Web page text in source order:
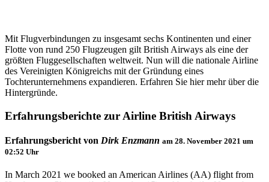
Mit Flugverbindungen zu insgesamt sechs Kontinenten und einer
Flotte von rund 250 Flugzeugen gilt British Airways als eine der
größten Fluggesellschaften weltweit. Nun will die nationale Airline
des Vereinigten Königreichs mit der Gründung eines
Tochterunternehmens expandieren. Erfahren Sie hier mehr über die
Hintergründe.
Erfahrungsberichte zur Airline British Airways
Erfahrungsbericht von Dirk Enzmann am 28. November 2021 um
02:52 Uhr
In March 2021 we booked an American Airlines (AA) flight from